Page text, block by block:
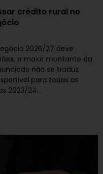
crédito rural no
2026/27 deve
o maior montante da
não se traduz
para todas as
2023/24...